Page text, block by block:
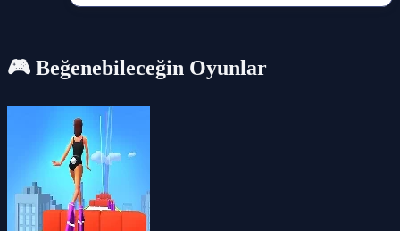
🎮 Beğenebileceğin Oyunlar